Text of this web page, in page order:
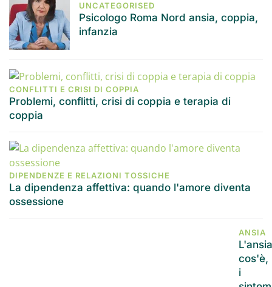
UNCATEGORISED
Psicologo Roma Nord ansia, coppia,
infanzia
CONFLITTI E CRISI DI COPPIA
Problemi, conflitti, crisi di coppia e terapia di
coppia
DIPENDENZE E RELAZIONI TOSSICHE
La dipendenza affettiva: quando l'amore diventa
ossessione
ANSIA
L'ansia
cos'è,
i